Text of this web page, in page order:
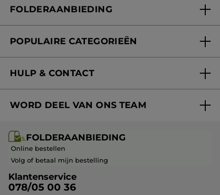
Onze beloften
Blog Act Beautiful
FOLDERAANBIEDING
POPULAIRE CATEGORIEËN
Aanbiedingen
Cadeau-ideeën
Kerstcollectie
HULP & CONTACT
Mijn geschenken
Veelgestelde vragen
Contact opnemen
WORD DEEL VAN ONS TEAM
Franchisenemer of bedrijfsleider worden
FOLDERAANBIEDING
Online bestellen
Volg of betaal mijn bestelling
Klantenservice
078/05 00 36